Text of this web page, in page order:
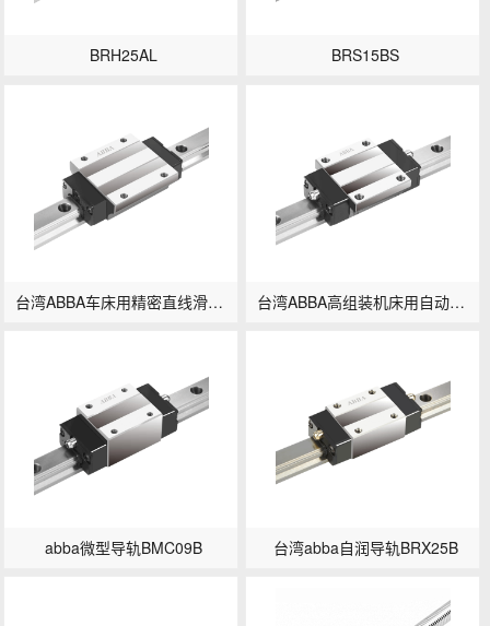
BRH25AL BRS15BS
台湾ABBA车床用精密直线滑轨BRC20LA/BRD20LA 台湾ABBA高组装机床用自动化直线滑轨BRD35A0
abba微型导轨BMC09B 台湾abba自润导轨BRX25B